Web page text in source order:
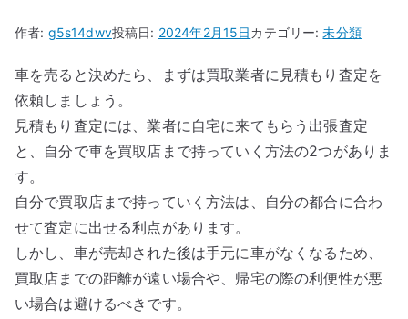
作者: g5s14dwv投稿日: 2024年2月15日カテゴリー:未分類
車を売ると決めたら、まずは買取業者に見積もり査定を
依頼しましょう。
見積もり査定には、業者に自宅に来てもらう出張査定
と、自分で車を買取店まで持っていく方法の2つがありま
す。
自分で買取店まで持っていく方法は、自分の都合に合わ
せて査定に出せる利点があります。
しかし、車が売却された後は手元に車がなくなるため、
買取店までの距離が遠い場合や、帰宅の際の利便性が悪
い場合は避けるべきです。